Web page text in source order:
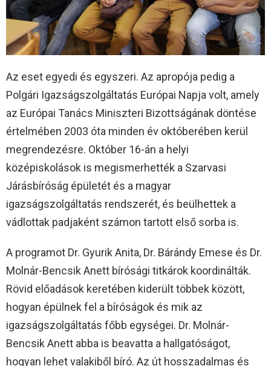
Az eset egyedi és egyszeri. Az apropója pedig a
Polgári Igazságszolgáltatás Európai Napja volt, amely
az Európai Tanács Miniszteri Bizottságának döntése
értelmében 2003 óta minden év októberében kerül
megrendezésre. Október 16-án a helyi
középiskolások is megismerhették a Szarvasi
Járásbíróság épületét és a magyar
igazságszolgáltatás rendszerét, és beülhettek a
vádlottak padjaként számon tartott első sorba is.
A programot Dr. Gyurik Anita, Dr. Bárándy Emese és Dr.
Molnár-Bencsik Anett bírósági titkárok koordinálták.
Rövid előadások keretében kiderült többek között,
hogyan épülnek fel a bíróságok és mik az
igazságszolgáltatás főbb egységei. Dr. Molnár-
Bencsik Anett abba is beavatta a hallgatóságot,
hogyan lehet valakiből bíró. Az út hosszadalmas és